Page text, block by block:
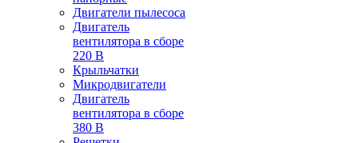
Двигатели пылесоса
Двигатель
вентилятора в сборе
220 В
Крыльчатки
Микродвигатели
Двигатель
вентилятора в сборе
380 В